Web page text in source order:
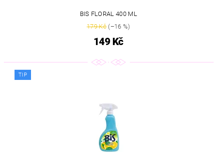
BIS FLORAL 400 ML
179 Kč(–16 %)
149 Kč
TIP